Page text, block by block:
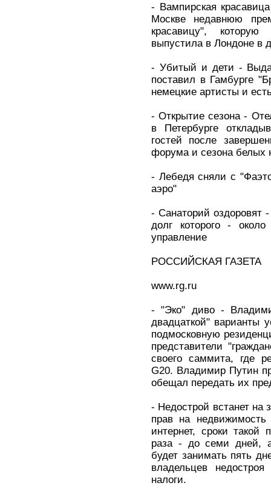
- Вампирская
Москве недавнюю
красавицу",
выпустила в Лондоне в
- Убитый и дети -
поставил в Гамбурге
немецкие артисты и
- Открытие сезона -
в Петербурге
гостей после
форума и сезона белых
- Лебедя сняли с
аэро"
- Санаторий
долг которого -
управление
РОССИЙСКАЯ ГАЗЕТА
www.rg.ru
- "Эко" диво -
двадцаткой" варианты
подмосковную
представители
своего саммита, где
G20. Владимир Путин
обещал передать их
- Недострой встанет на
прав на
интернет, сроки такой
раза - до семи дней, а
будет занимать пять
владельцев
налоги.